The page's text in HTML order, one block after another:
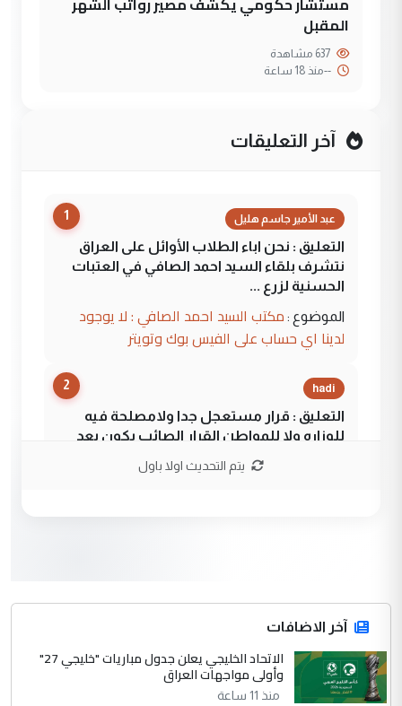
المقبل
--منذ 18 ساعة
آخر التعليقات
1 عبد الأمير جاسم هليل
التعليق : نحن اباء الطلاب الأوائل على العراق
نتشرف بلقاء السيد احمد الصافي في العتبات
الحسنية لزرع ...
الموضوع : مكتب السيد احمد الصافي : لا يوجود
لدينا اي حساب على الفيس بوك وتويتر
2 hadi
التعليق : قرار مستعجل جدا ولامصلحة فيه
للوزاره ولا للمواطن القرار الصائب يكون بعد
جنسية الرافد الثالث للعراق ومن اصول عريقة
ابا فرات ...
الموضوع :
الجواهري يرد على صدام حسين سل
مضجعيك يابن الزنا (نص كامل)
يتم التحديث اولا باول
آخر الاضافات
الاتحاد الخليجي يعلن جدول مباريات "خليجي 27"
وأولى مواجهات العراق
منذ 11 ساعة